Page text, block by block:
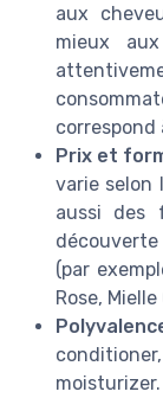
aux
mieux
correspond
Prix et
varie selon
aussi des
(par
Rose,